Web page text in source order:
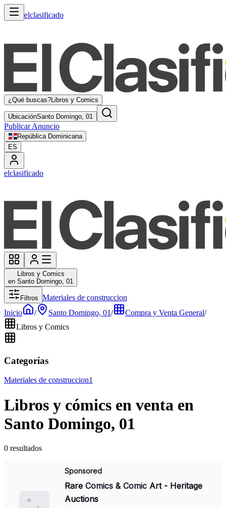
elclasificado
¿Qué buscas?Libros y Comics
UbicaciónSanto Domingo, 01
Publicar Anuncio
República Dominicana
ES
elclasificado
Libros y Comics
en Santo Domingo, 01
Filtros Materiales de construccion
Inicio
/ Santo Domingo, 01/ Compra y Venta General/
Libros y Comics
Categorías
Materiales de construccion1
Libros y cómics en venta en
Santo Domingo, 01
0 resultados